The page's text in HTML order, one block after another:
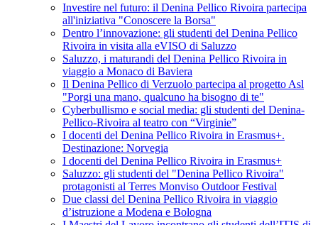
Investire nel futuro: il Denina Pellico Rivoira partecipa
all'iniziativa "Conoscere la Borsa"
Dentro l’innovazione: gli studenti del Denina Pellico
Rivoira in visita alla eVISO di Saluzzo
Saluzzo, i maturandi del Denina Pellico Rivoira in
viaggio a Monaco di Baviera
Il Denina Pellico di Verzuolo partecipa al progetto Asl
"Porgi una mano, qualcuno ha bisogno di te"
Cyberbullismo e social media: gli studenti del Denina-
Pellico-Rivoira al teatro con “Virginie”
I docenti del Denina Pellico Rivoira in Erasmus+.
Destinazione: Norvegia
I docenti del Denina Pellico Rivoira in Erasmus+
Saluzzo: gli studenti del "Denina Pellico Rivoira"
protagonisti al Terres Monviso Outdoor Festival
Due classi del Denina Pellico Rivoira in viaggio
d’istruzione a Modena e Bologna